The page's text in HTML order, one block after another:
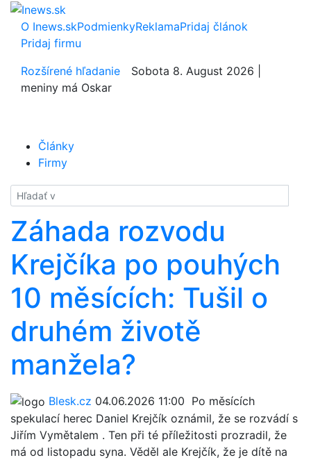
O Inews.skPodmienkyReklamaPridaj článok
Pridaj firmu
Rozšírené hľadanie
Sobota 8. August 2026 |
meniny má Oskar
Články
Firmy
Hladať
Záhada rozvodu
Krejčíka po pouhých
10 měsících: Tušil o
druhém životě
manžela?
Blesk.cz 04.06.2026 11:00 Po měsících
spekulací herec Daniel Krejčík oznámil, že se rozvádí s
Jiřím Vymětalem . Ten při té příležitosti prozradil, že
má od listopadu syna. Věděl ale Krejčík, že je dítě na